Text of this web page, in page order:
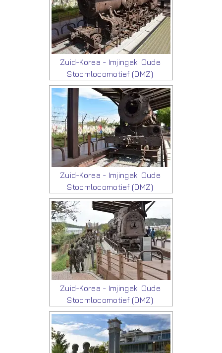
Zuid-Korea - Imjingak: Oude
Stoomlocomotief (DMZ)
Zuid-Korea - Imjingak: Oude
Stoomlocomotief (DMZ)
Zuid-Korea - Imjingak: Oude
Stoomlocomotief (DMZ)